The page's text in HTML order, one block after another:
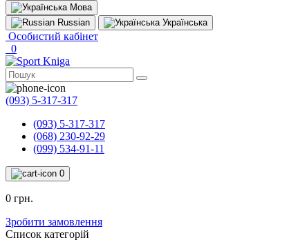
Мова
Russian
Українська
Особистий кабінет
0
(093) 5-317-317
(093) 5-317-317
(068) 230-92-29
(099) 534-91-11
0
0 грн.
Зробити замовлення
Список категорій